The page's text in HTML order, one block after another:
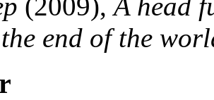
end of the